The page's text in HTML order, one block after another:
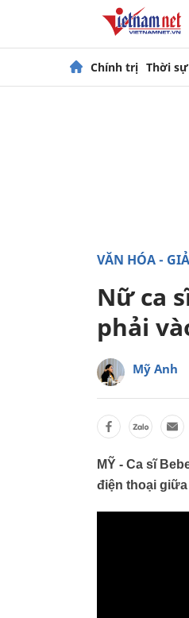
Chính trị Thời sự
VĂN HÓA -
Nữ ca
phải
Mỹ Anh
MỸ - Ca sĩ
điện thoại